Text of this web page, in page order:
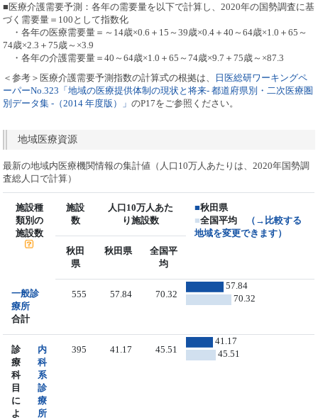
■医療介護需要予測：各年の需要量を以下で計算し、2020年の国勢調査に基
づく需要量＝100として指数化
・各年の医療需要量＝～14歳×0.6＋15～39歳×0.4＋40～64歳×1.0＋65～
74歳×2.3＋75歳～×3.9
・各年の介護需要量＝40～64歳×1.0＋65～74歳×9.7＋75歳～×87.3
＜参考＞医療介護需要予測指数の計算式の根拠は、
日医総研ワーキングペ
ーパーNo.323「地域の医療提供体制の現状と将来- 都道府県別・二次医療圏
別データ集 -（2014 年度版）」のP17をご参照ください。
地域医療資源
最新の地域内医療機関情報の集計値（人口10万人あたりは、2020年国勢調
査総人口で計算）
施設種
類別の
施設数
施設
数
人口10万人あた
り施設数
■秋田県
■全国平均
（→比較する
地域を変更できます）
秋田
県
秋田県
全国平
均
一般診
療所
合計
555 57.84 70.32
57.84
70.32
診
療
科
目
に
よ
内
科
系
診
療
所
395 41.17 45.51
41.17
45.51